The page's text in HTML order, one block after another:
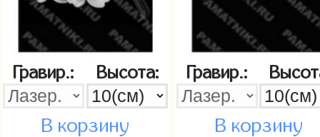
Гравир.: Высота:
В корзину
Гравир.:
В корзину